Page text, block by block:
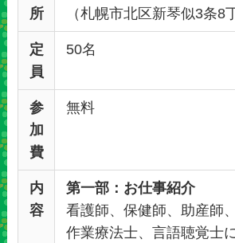
所
（札幌市北区新琴似3条8
定
員
50名
参
加
費
無料
内
容
第一部：お仕事紹介
看護師、保健師、助産師
作業療法士、言語聴覚士